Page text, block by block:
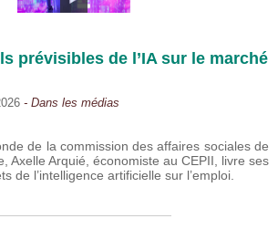
prévisibles de l’IA sur le marché
- Dans les médias
de la commission des affaires sociales de
Axelle Arquié, économiste au CEPII, livre ses
de l’intelligence artificielle sur l’emploi.